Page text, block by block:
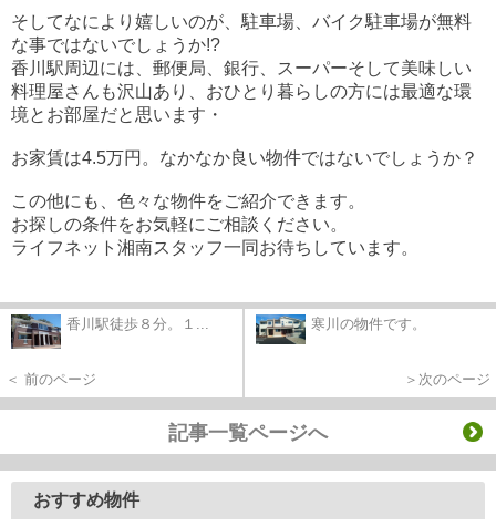
そしてなにより嬉しいのが、駐車場、バイク駐車場が無料
な事ではないでしょうか!?
香川駅周辺には、郵便局、銀行、スーパーそして美味しい
料理屋さんも沢山あり、おひとり暮らしの方には最適な環
境とお部屋だと思います・
お家賃は4.5万円。なかなか良い物件ではないでしょうか？
この他にも、色々な物件をご紹介できます。
お探しの条件をお気軽にご相談ください。
ライフネット湘南スタッフ一同お待ちしています。
香川駅徒歩８分。１...
＜ 前のページ
寒川の物件です。
＞次のページ
記事一覧ページへ
おすすめ物件